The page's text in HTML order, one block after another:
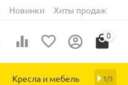
Новинки Хиты продаж
0
Кресла и мебель 1/3